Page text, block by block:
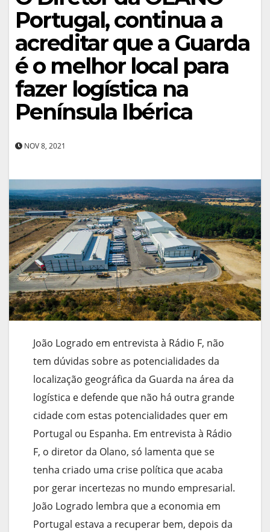
Portugal, continua a
acreditar que a Guarda
é o melhor local para
fazer logística na
Península Ibérica
NOV 8, 2021
João Logrado em entrevista à Rádio F, não
tem dúvidas sobre as potencialidades da
localização geográfica da Guarda na área da
logística e defende que não há outra grande
cidade com estas potencialidades quer em
Portugal ou Espanha. Em entrevista à Rádio
F, o diretor da Olano, só lamenta que se
tenha criado uma crise política que acaba
por gerar incertezas no mundo empresarial.
João Logrado lembra que a economia em
Portugal estava a recuperar bem, depois da